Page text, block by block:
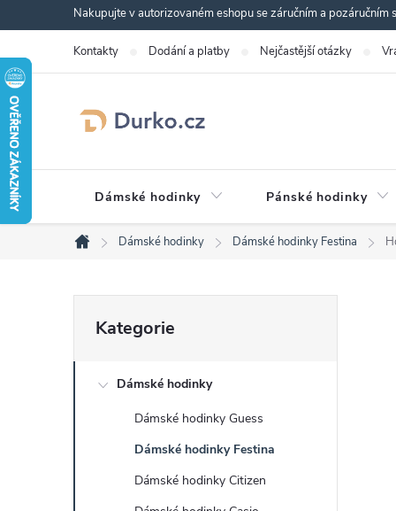
na
obsah
Nakupujte v autorizovaném eshopu se záručním a pozáručním
Kontakty Dodání a platby Nejčastější otázky
Dámské hodinky Pánské hodinky
Domů
Dámské hodinky Dámské hodinky Festina
o
kategorie
Kategorie
Dámské hodinky
Dámské hodinky Guess
Dámské hodinky Festina
Dámské hodinky Citizen